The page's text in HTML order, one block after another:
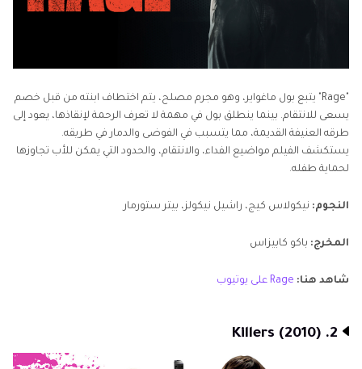
"Rage" يتبع بول ماغواير، وهو مجرم مصلح، يتم اختطاف ابنته من قبل خصم
يسعى للانتقام. بينما ينطلق بول في مهمة لا تعرف الرحمة لإنقاذها، يعود إلى
طرقه العنيفة القديمة، مما يتسبب في الفوضى والدمار في طريقه.
يستكشف الفيلم مواضيع الفداء، والانتقام، والحدود التي يمكن للأب تجاوزها
لحماية طفله.
النجوم: نيكولاس كيج، راشيل نيكولز، بيتر ستورمار
المخرج: باكو كابيزاس
شاهد هنا: Rage على يوتيوب
2. Killers (2010)